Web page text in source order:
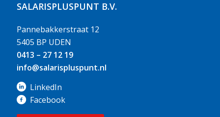
SALARISPLUSPUNT B.V.
Pannebakkerstraat 12
5405 BP UDEN
0413 – 27 12 19
info@salarispluspunt.nl
LinkedIn
Facebook